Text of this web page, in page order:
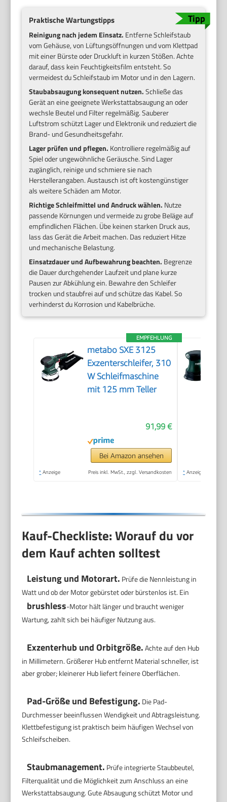
Praktische Wartungstipps
Reinigung nach jedem Einsatz. Entferne Schleifstaub
vom Gehäuse, von Lüftungsöffnungen und vom Klettpad
mit einer Bürste oder Druckluft in kurzen Stößen. Achte
darauf, dass kein Feuchtigkeitsfilm entsteht. So
vermeidest du Schleifstaub im Motor und in den Lagern.
Staubabsaugung konsequent nutzen.Schließe das
Gerät an eine geeignete Werkstattabsaugung an oder
wechsle Beutel und Filter regelmäßig. Sauberer
Luftstrom schützt Lager und Elektronik und reduziert die
Brand- und Gesundheitsgefahr.
Lager prüfen und pflegen. Kontrolliere regelmäßig auf
Spiel oder ungewöhnliche Geräusche. Sind Lager
zugänglich, reinige und schmiere sie nach
Herstellerangaben. Austausch ist oft kostengünstiger
als weitere Schäden am Motor.
Richtige Schleifmittel und Andruck wählen. Nutze
passende Körnungen und vermeide zu grobe Beläge auf
empfindlichen Flächen. Übe keinen starken Druck aus,
lass das Gerät die Arbeit machen. Das reduziert Hitze
und mechanische Belastung.
Einsatzdauer und Aufbewahrung beachten. Begrenze
die Dauer durchgehender Laufzeit und plane kurze
Pausen zur Abkühlung ein. Bewahre den Schleifer
trocken und staubfrei auf und schütze das Kabel. So
verhinderst du Korrosion und Kabelbrüche.
EMPFEHLUNG
metabo SXE 3125
Exzenterschleifer, 310
W Schleifmaschine
mit 125 mm Teller
91,99 €
Bei Amazon ansehen
* Anzeige Preis inkl. MwSt., zzgl. Versandkosten * Anzeige
Kauf-Checkliste: Worauf du vor
dem Kauf achten solltest
Leistung und Motorart. Prüfe die Nennleistung in
Watt und ob der Motor gebürstet oder bürstenlos ist. Ein
brushless-Motor hält länger und braucht weniger
Wartung, zahlt sich bei häufiger Nutzung aus.
Exzenterhub und Orbitgröße.Achte auf den Hub
in Millimetern. Größerer Hub entfernt Material schneller, ist
aber grober; kleinerer Hub liefert feinere Oberflächen.
Pad-Größe und Befestigung. Die Pad-
Durchmesser beeinflussen Wendigkeit und Abtragsleistung.
Klettbefestigung ist praktisch beim häufigen Wechsel von
Schleifscheiben.
Staubmanagement. Prüfe integrierte Staubbeutel,
Filterqualität und die Möglichkeit zum Anschluss an eine
Werkstattabsaugung. Gute Absaugung schützt Motor und